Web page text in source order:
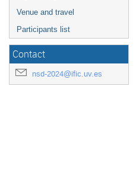
Venue and travel
Participants list
Contact
nsd-2024@ific.uv.es